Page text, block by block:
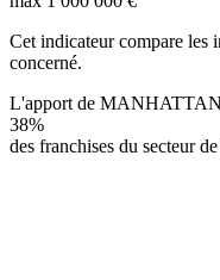
Cet indicateur compare les
concerné.
L'apport de
38%
des franchises du secteur